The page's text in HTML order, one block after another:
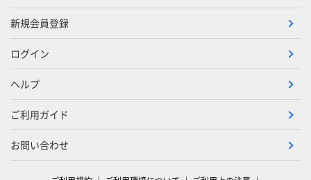
新規会員登録
ログイン
ヘルプ
ご利用ガイド
お問い合わせ